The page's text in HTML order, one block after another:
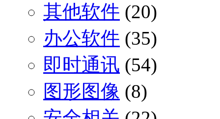
其他软件 (20)
办公软件 (35)
即时通讯 (54)
图形图像 (8)